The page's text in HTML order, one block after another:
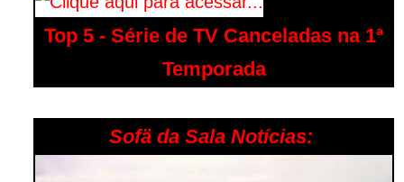
Top 5 - Série de TV Canceladas na 1ª
Temporada
Sofä da Sala Notícias: